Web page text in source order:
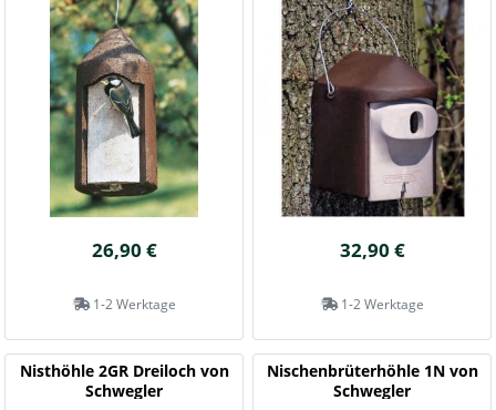
26,90 €
1-2 Werktage
32,90 €
1-2 Werktage
Nisthöhle 2GR Dreiloch von
Schwegler
Nischenbrüterhöhle 1N von
Schwegler